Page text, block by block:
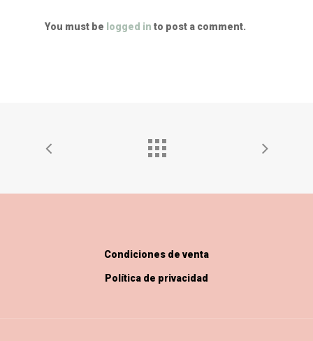
You must be logged in to post a comment.
Condiciones de venta
Política de privacidad